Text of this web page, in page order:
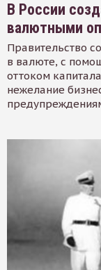
В России
валютными
Правительство
в валюте, с
оттоком
нежелание